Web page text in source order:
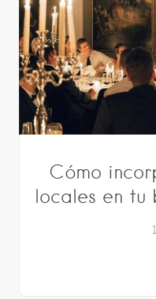
Cómo
locales en tu